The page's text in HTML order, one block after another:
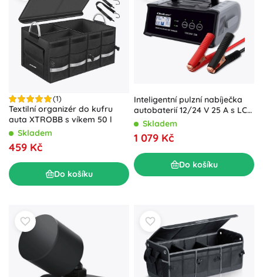
(1)
Textilní organizér do kufru
auta XTROBB s víkem 50 l
Skladem
459 Kč
Do košíku
Inteligentní pulzní nabíječka
autobaterií 12/24 V 25 A s LCD
a opravou – Qoltec
Skladem
1 079 Kč
Do košíku